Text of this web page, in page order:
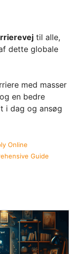
til alle,
dette globale
med masser
en bedre
i dag og ansøg
Online
Guide